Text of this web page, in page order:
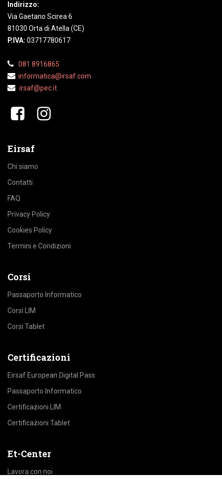
Indirizzo:
Via Gaetano Scirea 6
81030 Orta di Atella (CE)
P.IVA: 03717780617
081 8916865
informatica@irsaf.com
irsaf@pec.it
Eirsaf
Chi siamo
Contatti
FAQ
Privacy Policy
Cookies Policy
Termini e Condizioni
Corsi
Passaporto Informatico
Corsi LIM
Corsi Tablet
Certificazioni
Eirsaf European Digital Pass
Passaporto Informatico
Certificazioni LIM
Certificazioni Tablet
Et-Center
Lavora con noi